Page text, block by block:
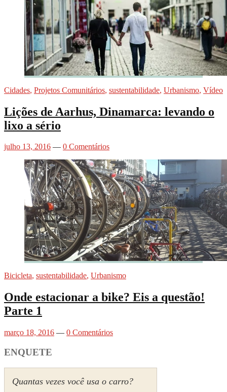
Cidades, Projetos Comunitários, sustentabilidade, Urbanismo, Vídeo
Lições de Aarhus, Dinamarca: levando o
lixo a sério
julho 13, 2016 — 0 Comentários
Bicicleta, sustentabilidade, Urbanismo
Onde estacionar a bike? Eis a questão!
Parte 1
março 18, 2016 — 0 Comentários
ENQUETE
Quantas vezes você usa o carro?